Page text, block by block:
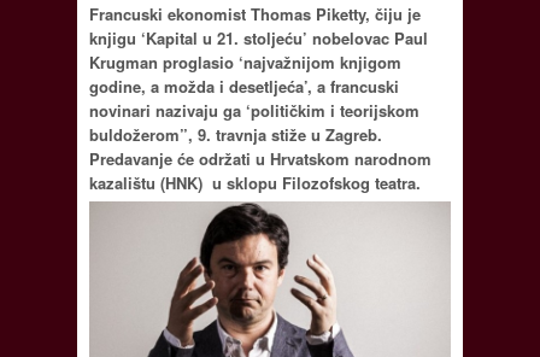
Francuski ekonomist Thomas Piketty, čiju je
knjigu ‘Kapital u 21. stoljeću’ nobelovac Paul
Krugman proglasio ‘najvažnijom knjigom
godine, a možda i desetljeća’, a francuski
novinari nazivaju ga ‘političkim i teorijskom
buldožerom”, 9. travnja stiže u Zagreb.
Predavanje će održati u Hrvatskom narodnom
kazalištu (HNK) u sklopu Filozofskog teatra.